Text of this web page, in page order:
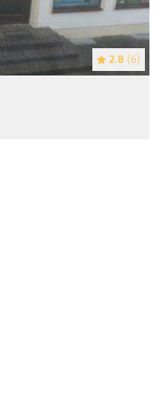
2.8 (6)